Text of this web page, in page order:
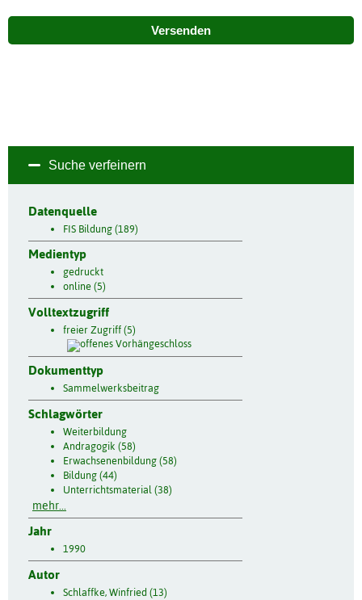
Versenden
Suche verfeinern
Datenquelle
FIS Bildung (189)
Medientyp
gedruckt
online (5)
Volltextzugriff
freier Zugriff (5)
Dokumenttyp
Sammelwerksbeitrag
Schlagwörter
Weiterbildung
Andragogik (58)
Erwachsenenbildung (58)
Bildung (44)
Unterrichtsmaterial (38)
mehr...
Jahr
1990
Autor
Schlaffke, Winfried (13)